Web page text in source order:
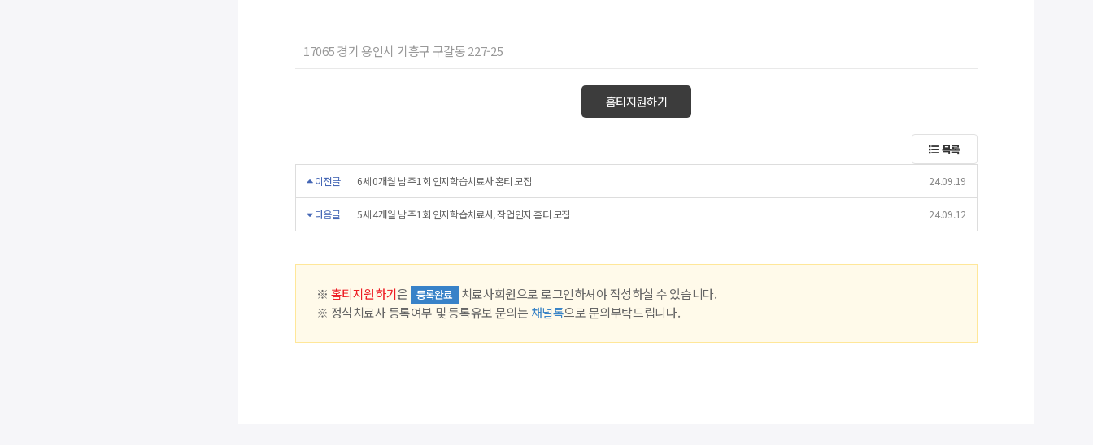
17065 경기 용인시 기흥구 구갈동 227-25
홈티지원하기
목록
이전글 6세 0개월 남 주1회 인지학습치료사 홈티 모집 24.09.19
다음글 5세 4개월 남 주1회 인지학습치료사, 작업인지 홈티 모집 24.09.12
※ 홈티지원하기은 등록완료
치료사회원으로 로그인하셔야 작성하실 수 있습니다.
※ 정식치료사 등록여부 및 등록유보 문의는 채널톡으로 문의부탁드립니다.